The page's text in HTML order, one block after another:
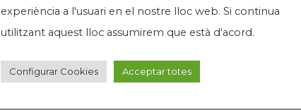
experiència a l'usuari en el nostre lloc web. Si continua
utilitzant aquest lloc assumirem que està d'acord.
Configurar Cookies Acceptar totes